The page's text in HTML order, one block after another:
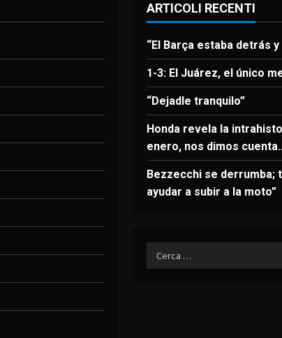
ARTICOLI RECENTI
“El Barça estaba detrás
1-3: El Juárez, el único
“Dejadle tranquilo”
Honda revela la
enero, nos dimos
Bezzecchi se derrumba;
ayudar a subir a la moto”
Ricerca
per: